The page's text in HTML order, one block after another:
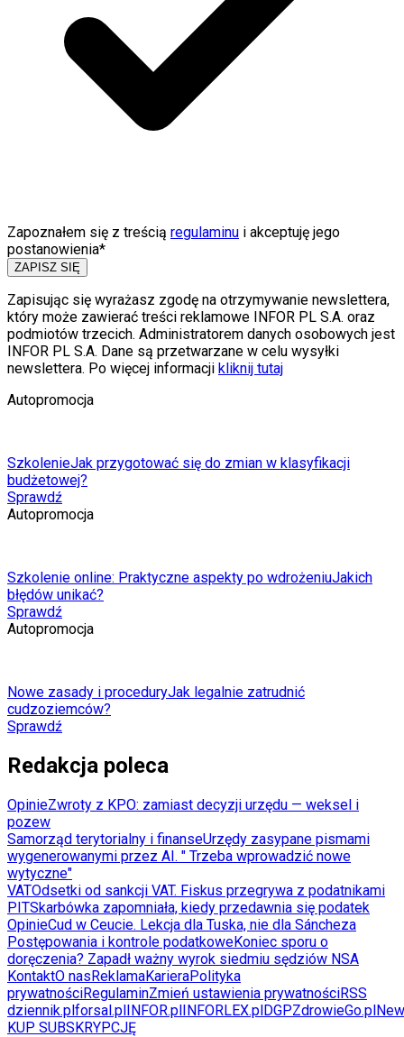
Zapoznałem się z treścią regulaminu i akceptuję jego
postanowienia*
ZAPISZ SIĘ
Zapisując się wyrażasz zgodę na otrzymywanie newslettera,
który może zawierać treści reklamowe INFOR PL S.A. oraz
podmiotów trzecich. Administratorem danych osobowych jest
INFOR PL S.A. Dane są przetwarzane w celu wysyłki
newslettera. Po więcej informacji kliknij tutaj
Autopromocja
SzkolenieJak przygotować się do zmian w klasyfikacji
budżetowej?
Sprawdź
Autopromocja
Szkolenie online: Praktyczne aspekty po wdrożeniuJakich
błędów unikać?
Sprawdź
Autopromocja
Nowe zasady i proceduryJak legalnie zatrudnić
cudzoziemców?
Sprawdź
Redakcja poleca
OpinieZwroty z KPO: zamiast decyzji urzędu — weksel i
pozew
Samorząd terytorialny i finanseUrzędy zasypane pismami
wygenerowanymi przez AI. " Trzeba wprowadzić nowe
wytyczne"
VATOdsetki od sankcji VAT. Fiskus przegrywa z podatnikami
PITSkarbówka zapomniała, kiedy przedawnia się podatek
OpinieCud w Ceucie. Lekcja dla Tuska, nie dla Sáncheza
Postępowania i kontrole podatkoweKoniec sporu o
doręczenia? Zapadł ważny wyrok siedmiu sędziów NSA
KontaktO nasReklamaKarieraPolityka
prywatnościRegulaminZmień ustawienia prywatnościRSS
dziennik.plforsal.plINFOR.plINFORLEX.plDGPZdrowieGo.pl
KUP SUBSKRYPCJĘ